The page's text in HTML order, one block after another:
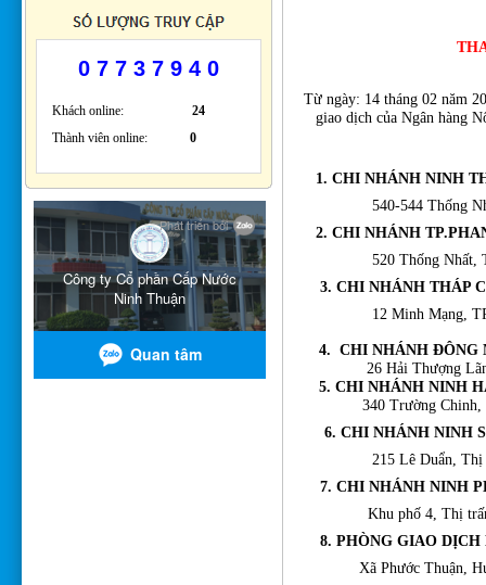
0 7 7 3 7 9 4 0
Khách online: 24
Thành viên online: 0
Từ ngày: 14 tháng 02 năm
giao dịch của Ngân hàng
1. CHI NHÁNH NINH
540-544 Thống
2. CHI NHÁNH
520 Thống Nhất,
3. CHI NHÁNH THÁP
12 Minh Mạng,
4. CHI NHÁNH ĐÔNG
26 Hải Thượng Lãn
5. CHI NHÁNH NINH
340 Trường
6. CHI NHÁNH NINH
215 Lê Duẩn, Thị
7. CHI NHÁNH NINH
Khu phố 4, Thị
8. PHÒNG GIAO
Xã Phước Thuận,